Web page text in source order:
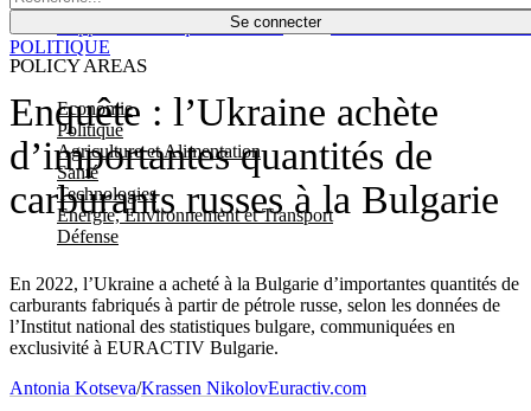
Se connecter
POLICY AREAS
Economie
Politique
Agriculture et Alimentation
Santé
Technologies
Energie, Environnement et Transport
Défense
Économie
Enquête : l’Ukraine achète
d’importantes quantités de
carburants russes à la Bulgarie
En 2022, l’Ukraine a acheté à la Bulgarie d’importantes quantités de
carburants fabriqués à partir de pétrole russe, selon les données de
l’Institut national des statistiques bulgare, communiquées en
exclusivité à EURACTIV Bulgarie.
POLITIQUE
Antonia Kotseva/Krassen NikolovEuractiv.com